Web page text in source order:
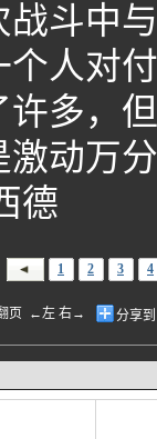
斗中
人对
多，
动万
德
1 2 3 4
←左 右→ 分享